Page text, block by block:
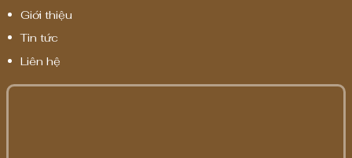
Giới thiệu
Tin tức
Liên hệ